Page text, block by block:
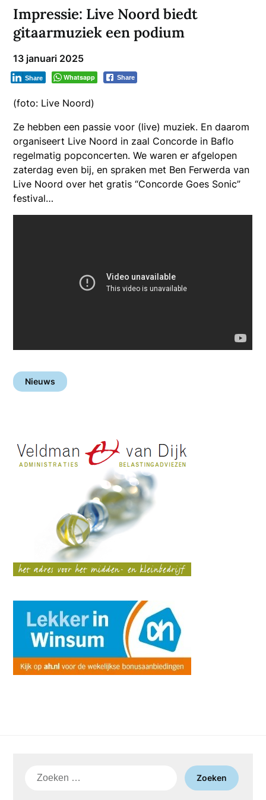
Impressie: Live Noord biedt
gitaarmuziek een podium
13 januari 2025
Whatsapp Share
Share
(foto: Live Noord)
Ze hebben een passie voor (live) muziek. En daarom
organiseert Live Noord in zaal Concorde in Baflo
regelmatig popconcerten. We waren er afgelopen
zaterdag even bij, en spraken met Ben Ferwerda van
Live Noord over het gratis “Concorde Goes Sonic”
festival…
Nieuws
Zoeken